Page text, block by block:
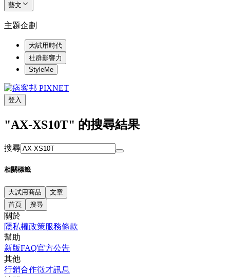
藝文
主題企劃
大試用時代
社群影響力
StyleMe
登入
"AX-XS10T" 的搜尋結果
搜尋
相關標籤
大試用商品
文章
首頁
搜尋
關於
隱私權政策服務條款
幫助
新版FAQ官方公告
其他
行銷合作徵才訊息